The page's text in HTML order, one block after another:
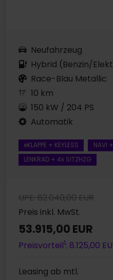
Neufahrzeug
Hybrid (Benzin/
Race-Blau Metallic
10 km
150 kW / 204 PS
Automatik
eKLAPPE + KEYLESS
NAVI
LENKRAD + 4x SITZHZG
UPE: 62.040,00 EUR
Preis inkl. MwSt.
53.915,00 EUR
Preisvorteil1: 8.125,00
Leasing ab mtl.